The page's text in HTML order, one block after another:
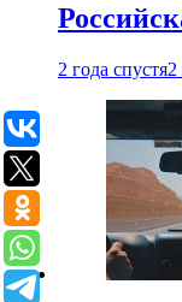
2 года спустя2